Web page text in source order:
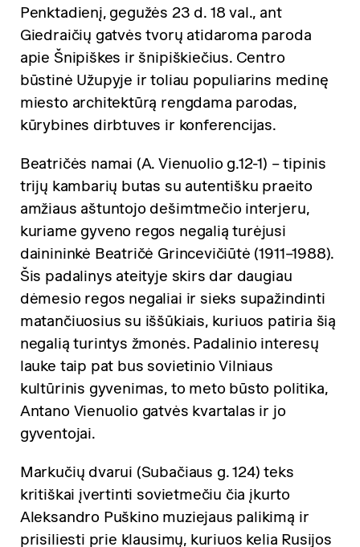
Penktadienį, gegužės 23 d. 18 val., ant
Giedraičių gatvės tvorų atidaroma paroda
apie Šnipiškes ir šnipiškiečius. Centro
būstinė Užupyje ir toliau populiarins medinę
miesto architektūrą rengdama parodas,
kūrybines dirbtuves ir konferencijas.
Beatričės namai (A. Vienuolio g.12-1) – tipinis
trijų kambarių butas su autentišku praeito
amžiaus aštuntojo dešimtmečio interjeru,
kuriame gyveno regos negalią turėjusi
dainininkė Beatričė Grincevičiūtė (1911–1988).
Šis padalinys ateityje skirs dar daugiau
dėmesio regos negaliai ir sieks supažindinti
matančiuosius su iššūkiais, kuriuos patiria šią
negalią turintys žmonės. Padalinio interesų
lauke taip pat bus sovietinio Vilniaus
kultūrinis gyvenimas, to meto būsto politika,
Antano Vienuolio gatvės kvartalas ir jo
gyventojai.
Markučių dvarui (Subačiaus g. 124) teks
kritiškai įvertinti sovietmečiu čia įkurto
Aleksandro Puškino muziejaus palikimą ir
prisiliesti prie klausimų, kuriuos kelia Rusijos